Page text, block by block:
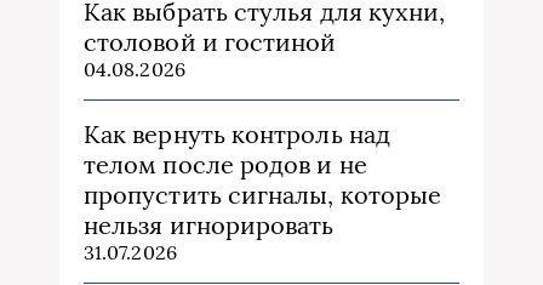
Как выбрать стулья для кухни,
столовой и гостиной
04.08.2026
Как вернуть контроль над
телом после родов и не
пропустить сигналы, которые
нельзя игнорировать
31.07.2026